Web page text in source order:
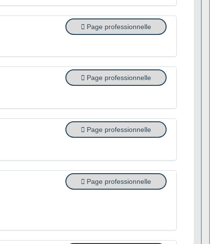
Page professionnelle
Page professionnelle
Page professionnelle
Page professionnelle